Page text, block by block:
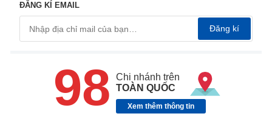
ĐĂNG KÍ EMAIL
Đăng kí
98
Chi nhánh trên
TOÀN QUỐC
Xem thêm thông tin